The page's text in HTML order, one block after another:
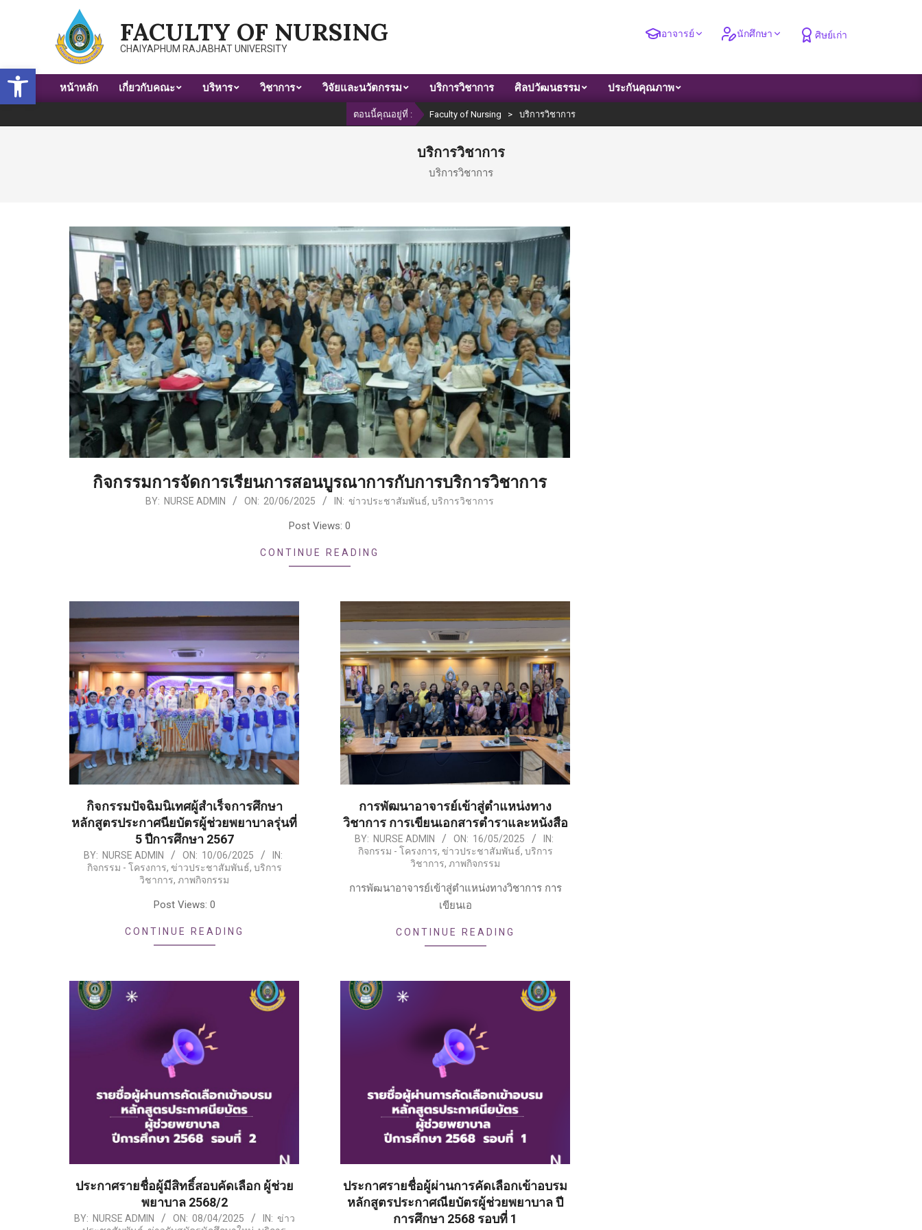
Open toolbar
FACULTY OF NURSING
CHAIYAPHUM RAJABHAT UNIVERSITY
อาจารย์ นักศึกษา ศิษย์เก่า
Primary
Menu
หน้าหลัก เกี่ยวกับคณะ บริหาร วิชาการ วิจัยและนวัตกรรม บริการวิชาการ ศิลปวัฒนธรรม ประกันคุณภาพ
ตอนนี้คุณอยู่ที่ : Faculty of Nursing > บริการวิชาการ
บริการวิชาการ
บริการวิชาการ
กิจกรรมการจัดการเรียนการสอนบูรณาการกับการบริการวิชาการ
BY: NURSE ADMIN ON: 20/06/2025 IN: ข่าวประชาสัมพันธ์, บริการวิชาการ
Post Views: 0
CONTINUE READING
กิจกรรมปัจฉิมนิเทศผู้สำเร็จการศึกษา
หลักสูตรประกาศนียบัตรผู้ช่วยพยาบาลรุ่นที่
5 ปีการศึกษา 2567
2025-
BY: NURSE ADMIN ON: 10/06/2025
IN:
กิจกรรม - โครงการ, ข่าวประชาสัมพันธ์, บริการ
วิชาการ, ภาพกิจกรรม
Post Views: 0
CONTINUE READING
การพัฒนาอาจารย์เข้าสู่ตำแหน่งทาง
วิชาการ การเขียนเอกสารตำราและหนังสือ
2025-
BY: NURSE ADMIN ON: 16/05/2025
IN:
กิจกรรม - โครงการ, ข่าวประชาสัมพันธ์, บริการ
วิชาการ, ภาพกิจกรรม
การพัฒนาอาจารย์เข้าสู่ตำแหน่งทางวิชาการ การ
เขียนเอ
CONTINUE READING
ประกาศรายชื่อผู้มีสิทธิ์สอบคัดเลือก ผู้ช่วย
พยาบาล 2568/2
2025-
BY: NURSE ADMIN ON: 08/04/2025 IN: ข่าว
ประกาศรายชื่อผู้ผ่านการคัดเลือกเข้าอบรม
หลักสูตรประกาศณียบัตรผู้ช่วยพยาบาล ปี
การศึกษา 2568 รอบที่ 1